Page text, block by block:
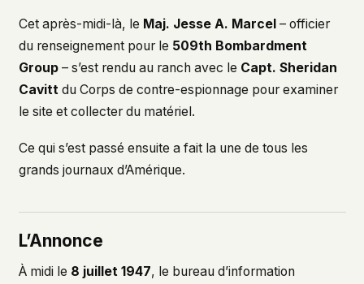
Cet après-midi-là, le Maj. Jesse A. Marcel– officier
du renseignement pour le 509th Bombardment
Group– s’est rendu au ranch avec le Capt. Sheridan
Cavitt du Corps de contre-espionnage pour examiner
le site et collecter du matériel.
Ce qui s’est passé ensuite a fait la une de tous les
grands journaux d’Amérique.
L’Annonce
À midi le 8 juillet 1947, le bureau d’information